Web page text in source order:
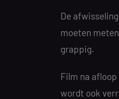
De
moeten
grappig.
Film na
wordt ook